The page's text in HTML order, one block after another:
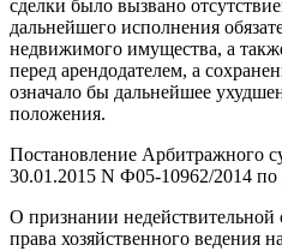
сделки было вызвано
дальнейшего исполнения
недвижимого имущества, а
перед арендодателем, а
означало бы дальнейшее
положения.
Постановление Арбитражного
30.01.2015 N Ф05-10962/2014
О признании
права хозяйственного ведения